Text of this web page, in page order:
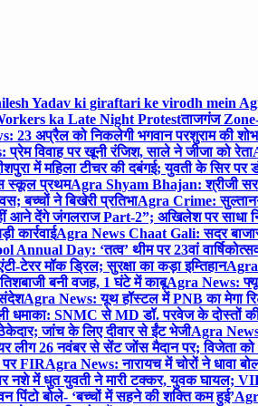
Yadav ki giraftari ke virodh mein
ka Late Night Protestताजगंज Zone-
23 अप्रैल को निकलेगी भगवान परशुराम की
विवाह पर खूनी रंजिश, साले ने जीजा को रेता
में महिला टीचर की दबंगई; युवती के सिर पर
स्कूल प्रथमAgra Shyam Bhajan: श्रीजी
बच्चों ने बिखेरी प्रतिभाAgra Crime:
आने देंगे जंगलराज Part-2”; अखिलेश पर साधा
कार्रवाईAgra News Chaat Gali: सदर बाजार
Annual Day: ‘तत्व’ थीम पर 23वां
टेरर मॉक ड्रिल; सुरक्षा का कड़ा इम्तिहानAgra
बनी वजह, 1 घंटे में काबूAgra News:
Agra News: यूथ हॉस्टल में PNB का मेगा
धमाका: SNMC से MD डॉ. परवेज के दोस्तों
जांच के लिए दीवार से ईंट भेजीAgra
लीग 26 नवंबर से सेंट जोंस मैदान पर; विजेता को
पर FIRAgra News: नारायच में चोरों ने धावा
नशे में धुत युवती ने मारी टक्कर, युवक घायल;
पिंटो बोले- ‘बच्चों में सहने की शक्ति कम हुई’